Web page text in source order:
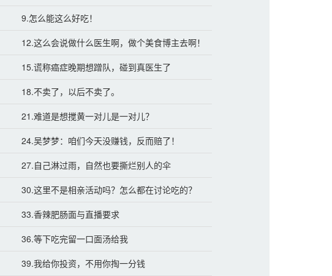
9.怎么能这么好吃！
12.这么会说做什么医生啊，做个美食博主去啊！
15.谎称癌症晚期想蹭队，碰到真医生了
18.不卖了，以后不卖了。
21.难道是想搅黄一对儿是一对儿？
24.吴梦梦：咱们今天没赚钱，反而赔了！
27.自己淋过雨，自然也要撕烂别人的伞
30.这里不是相亲活动吗？怎么都在讨论吃的？
33.香辣肥肠面与直播要求
36.等下吃完留一口面汤给我
39.我给你投资，不用你掏一分钱